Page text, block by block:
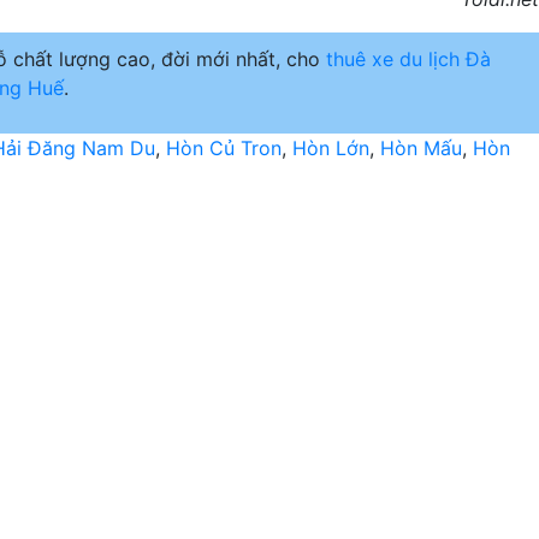
lượng cao, đời mới nhất, cho thuê xe du lịch Đà
Huế.
Đăng Nam Du, Hòn Củ Tron, Hòn Lớn, Hòn Mấu, Hòn